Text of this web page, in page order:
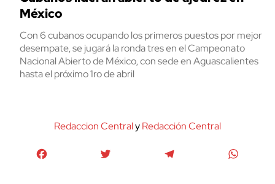
México
Con 6 cubanos ocupando los primeros puestos por mejor
desempate, se jugará la ronda tres en el Campeonato
Nacional Abierto de México, con sede en Aguascalientes
hasta el próximo 1ro de abril
Redaccion CentralyRedacción Central